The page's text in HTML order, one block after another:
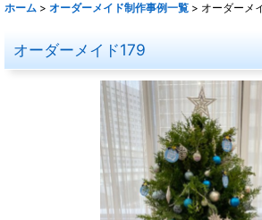
ホーム > オーダーメイド制作事例一覧 > オーダーメ
オーダーメイド179